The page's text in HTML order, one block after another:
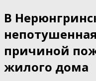
В
причиной
жилого дома